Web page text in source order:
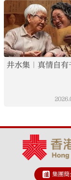
井水集｜真情自有
集團簡